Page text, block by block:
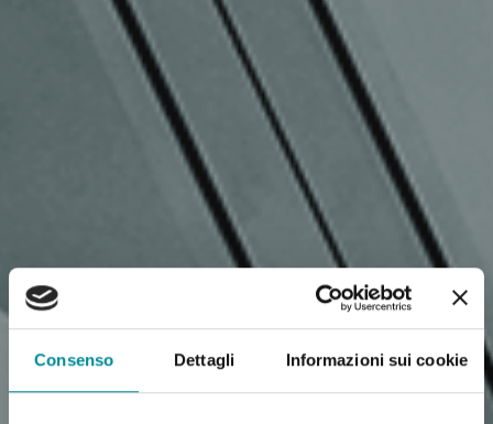
Consenso Dettagli Informazioni sui cookie